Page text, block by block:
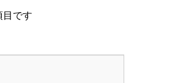
目です